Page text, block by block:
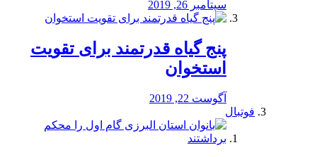
سپتامبر 26, 2019
پنج گیاه قدرتمند برای تقویت
استخوان
آگوست 22, 2019
فوتبال